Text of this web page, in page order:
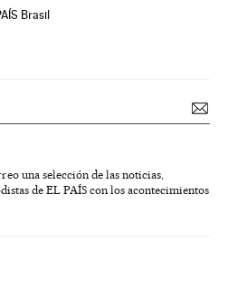
Brasil
una selección de las noticias,
de EL PAÍS con los acontecimientos